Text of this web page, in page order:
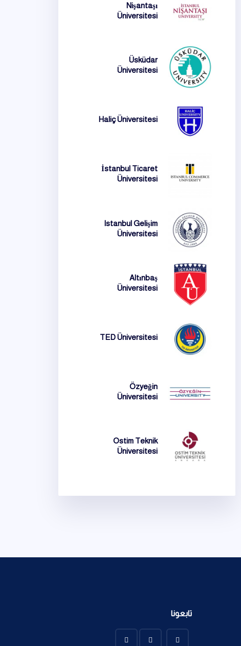
Nişantaşı
Üniversitesi
Üsküdar
Üniversitesi
Haliç Üniversitesi
İstanbul Ticaret
Üniversitesi
Istanbul Gelişim
Üniversitesi
Altınbaş
Üniversitesi
TED Üniversitesi
Özyeğin
Üniversitesi
Ostim Teknik
Üniversitesi
تابعونا